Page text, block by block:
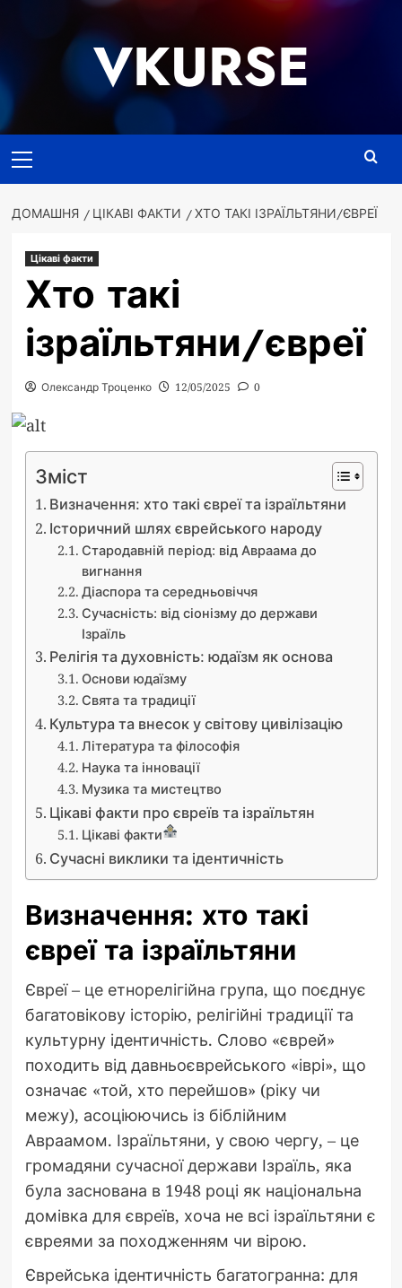
VKURSE
меню
ДОМАШНЯ ЦІКАВІ ФАКТИ ХТО ТАКІ ІЗРАЇЛЬТЯНИ/ЄВРЕЇ
Цікаві факти
Хто такі
ізраїльтяни/євреї
Олександр Троценко 12/05/2025 0
Зміст
Визначення: хто такі євреї та ізраїльтяни
Історичний шлях єврейського народу
Стародавній період: від Авраама до
вигнання
Діаспора та середньовіччя
Сучасність: від сіонізму до держави
Ізраїль
Релігія та духовність: юдаїзм як основа
Основи юдаїзму
Свята та традиції
Культура та внесок у світову цивілізацію
Література та філософія
Наука та інновації
Музика та мистецтво
Цікаві факти про євреїв та ізраїльтян
Цікаві факти
Сучасні виклики та ідентичність
Визначення: хто такі
євреї та ізраїльтяни
Євреї – це етнорелігійна група, що поєднує
багатовікову історію, релігійні традиції та
культурну ідентичність. Слово «єврей»
походить від давньоєврейського «іврі», що
означає «той, хто перейшов» (ріку чи
межу), асоціюючись із біблійним
Авраамом. Ізраїльтяни, у свою чергу, – це
громадяни сучасної держави Ізраїль, яка
була заснована в 1948 році як національна
домівка для євреїв, хоча не всі ізраїльтяни є
євреями за походженням чи вірою.
Єврейська ідентичність багатогранна: для